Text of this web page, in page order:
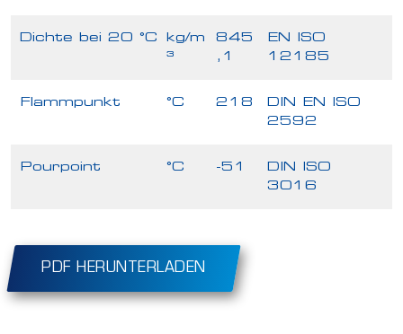
Dichte bei 20 °C
kg/m
³
845
,1
EN ISO
12185
Flammpunkt °C 218
DIN EN ISO
2592
Pourpoint °C -51
DIN ISO
3016
PDF HERUNTERLADEN